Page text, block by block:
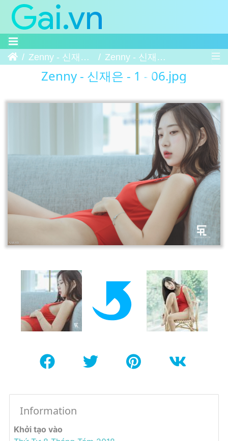
Trang chủZenny - 신재은 - 1 Zenny - 신재은 - 1 - 06
Zenny - 신재은 - 1 - 06.jpg
Information
Khởi tạo vào